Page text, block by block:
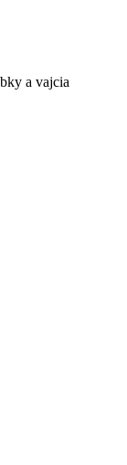
a vajcia